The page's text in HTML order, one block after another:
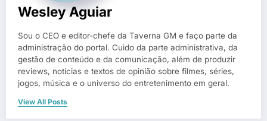
Wesley Aguiar
Sou o CEO e editor-chefe da Taverna GM e faço parte da
administração do portal. Cuido da parte administrativa, da
gestão de conteúdo e da comunicação, além de produzir
reviews, notícias e textos de opinião sobre filmes, séries,
jogos, música e o universo do entretenimento em geral.
View All Posts